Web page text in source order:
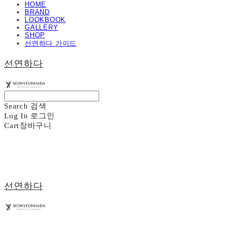
HOME
BRAND
LOOKBOOK
GALLERY
SHOP
선연하다 가이드
선연하다
Search 검색
Log In 로그인
Cart장바구니
선연하다